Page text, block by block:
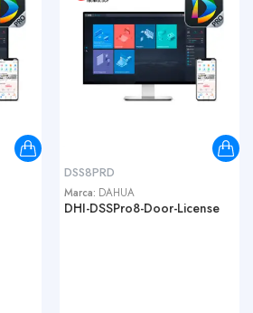
DSS8PRD
Marca: DAHUA
DHI-DSSPro8-Door-License